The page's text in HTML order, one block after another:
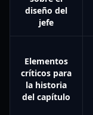
diseño del
jefe
Elementos
críticos para
la historia
del capítulo